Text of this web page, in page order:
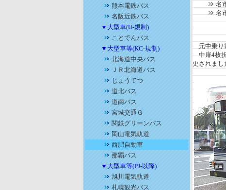
熊本電鉄バス
名阪近鉄バス
▼大型車(U-規制)
ことでんバス
▼大型車等(KC-規制)
北海道中央バス
ＪＲ北海道バス
じょうてつ
道北バス
道南バス
宮城交通Ｇ
関鉄グリーンバス
岡山電気軌道
西肥自動車
那覇バス
▼大型車等(PJ-以降)
旭川電気軌道
札幌観光バス
名
名
元中乗り
中扉4枚折
更されまし